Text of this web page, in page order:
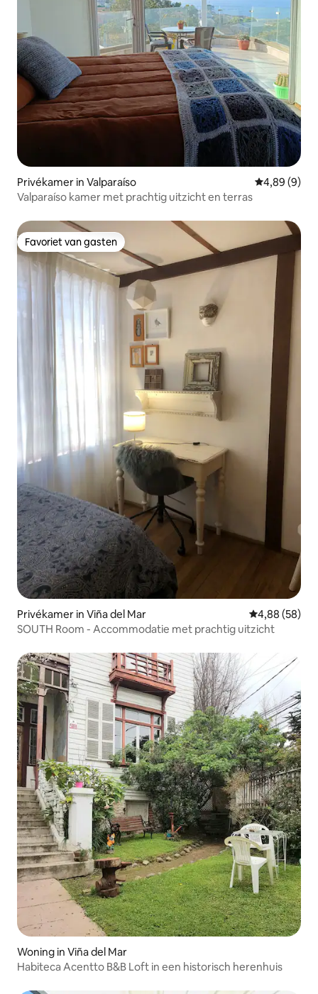
Privékamer in Valparaíso Gemiddelde
4,89 (9)
Valparaíso kamer met prachtig uitzicht en terras
Favoriet van gasten
Favoriet van gasten
Privékamer in Viña del Mar Gemiddelde
4,88 (58)
SOUTH Room - Accommodatie met prachtig uitzicht
Woning in Viña del Mar
Habiteca Acentto B&B Loft in een historisch herenhuis